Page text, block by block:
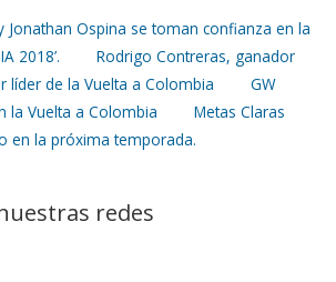
Jonathan Ospina se toman confianza en la
2018’.
Rodrigo Contreras, ganador
líder de la Vuelta a Colombia
GW
la Vuelta a Colombia
Metas Claras
en la próxima temporada.
redes